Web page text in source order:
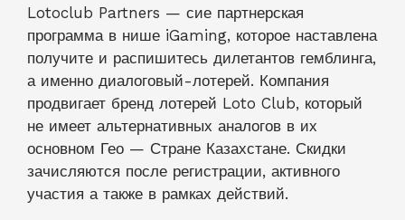
Lotoclub Partners — сие партнерская
программа в нише iGaming, которое наставлена
получите и распишитесь дилетантов гемблинга,
а именно диалоговый-лотерей. Компания
продвигает бренд лотерей Loto Club, который
не имеет альтернативных аналогов в их
основном Гео — Стране Казахстане. Скидки
зачисляются после регистрации, активного
участия а также в рамках действий.